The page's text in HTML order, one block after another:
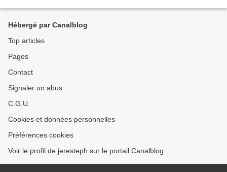
Hébergé par Canalblog
Top articles
Pages
Contact
Signaler un abus
C.G.U.
Cookies et données personnelles
Préférences cookies
Voir le profil de jeresteph sur le portail Canalblog